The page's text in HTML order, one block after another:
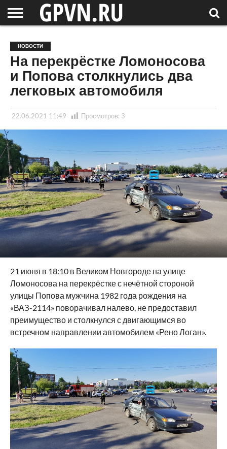
ОБЛАСТЬ
НОВОСТИ
СОСЕДЕЙ
РОССИЯ
/ МИР
СПЕЦПРОЕКТЫ
БЛОГ
СТАТЬИ
ФОТОРЕПОРТАЖИ
ИНТЕРВЬЮ
ОБЪЕКТЫ
ПОДБОРКИ
НОВОСТИ
На перекрёстке Ломоносова
и Попова столкнулись два
легковых автомобиля
22.06.2021 11:49 Просмотров: 3
21 июня в 18:10 в Великом Новгороде на улице
Ломоносова на перекрёстке с нечётной стороной
улицы Попова мужчина 1982 года рождения на
«ВАЗ-2114» поворачивал налево, не предоставил
преимущество и столкнулся с двигающимся во
встречном направлении автомобилем «Рено Логан».